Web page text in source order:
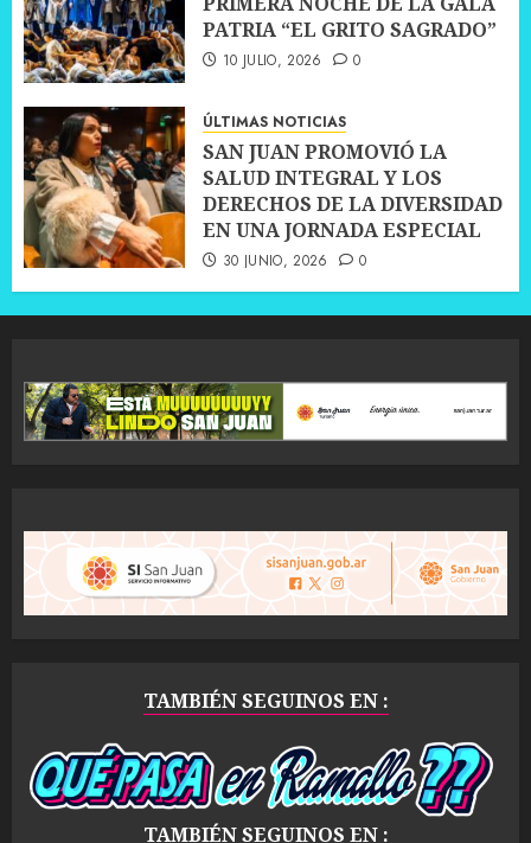
PATRIA “EL GRITO SAGRADO”
10 JULIO, 2026 0
ÚLTIMAS NOTICIAS
SAN JUAN PROMOVIÓ LA
SALUD INTEGRAL Y LOS
DERECHOS DE LA DIVERSIDAD
EN UNA JORNADA ESPECIAL
30 JUNIO, 2026 0
TAMBIÉN SEGUINOS EN :
TAMBIÉN SEGUINOS EN :